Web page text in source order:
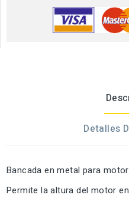
Detalles
Bancada en metal para
Permite la altura del motor